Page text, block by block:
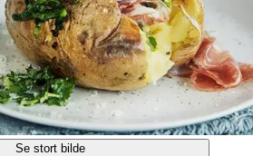
Se stort bilde